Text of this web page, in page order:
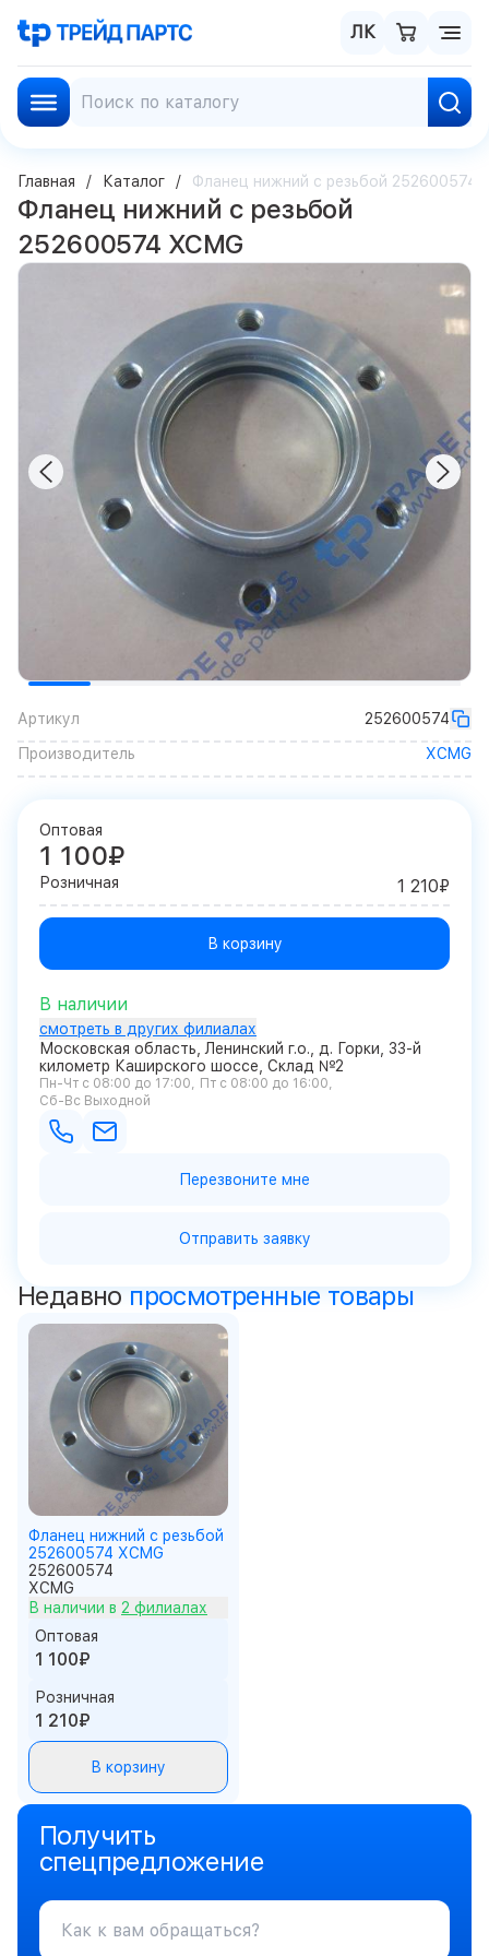
ЛК
Главная Каталог Фланец нижний с резьбой 252600574
Фланец нижний с резьбой
252600574 XCMG
Артикул
252600574
Производитель
XCMG
Оптовая
1 100₽
Розничная 1 210₽
В корзину
В наличии
смотреть в других филиалах
Московская область, Ленинский г.о., д. Горки, 33-й
километр Каширского шоссе, Склад №2
Пн-Чт с 08:00 до 17:00
Пт с 08:00 до 16:00
Сб-Вс Выходной
Перезвоните мне
Отправить заявку
Недавно просмотренные товары
Фланец нижний с резьбой
252600574 XCMG
252600574
XCMG
В наличии в 2 филиалах
Оптовая
1 100₽
Розничная
1 210₽
В корзину
Получить
спецпредложение